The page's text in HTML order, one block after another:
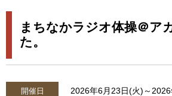
まちなかラジオ体操＠
た。
開催日
2026年6月23日(火)～